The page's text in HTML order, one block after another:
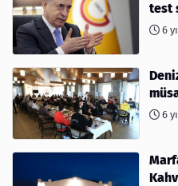
test
6
6